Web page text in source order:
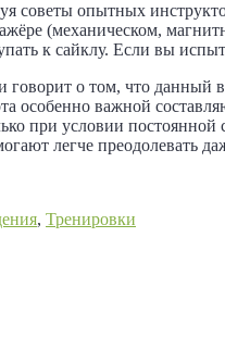
советы опытных
(механическом,
к сайклу. Если вы
говорит о том, что
особенно важной
при условии
легче преодолевать
, Тренировки